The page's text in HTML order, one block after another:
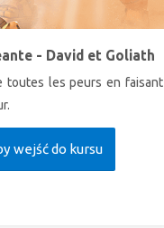
- David et Goliath
toutes les peurs en faisant
wejść do kursu